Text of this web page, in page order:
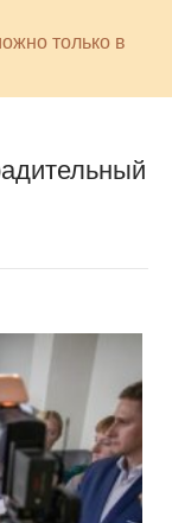
только в